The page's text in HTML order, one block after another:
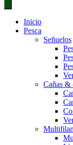
Inicio
Pesca
Señuelos
Cañas &